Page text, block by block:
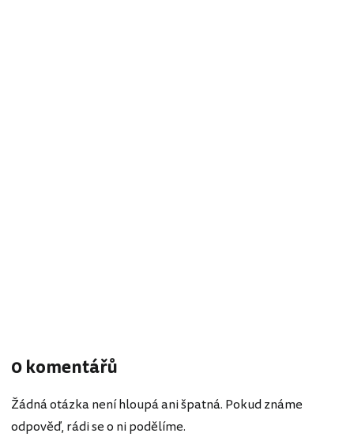
0 komentářů
Žádná otázka není hloupá ani špatná. Pokud známe
odpověď, rádi se o ni podělíme.